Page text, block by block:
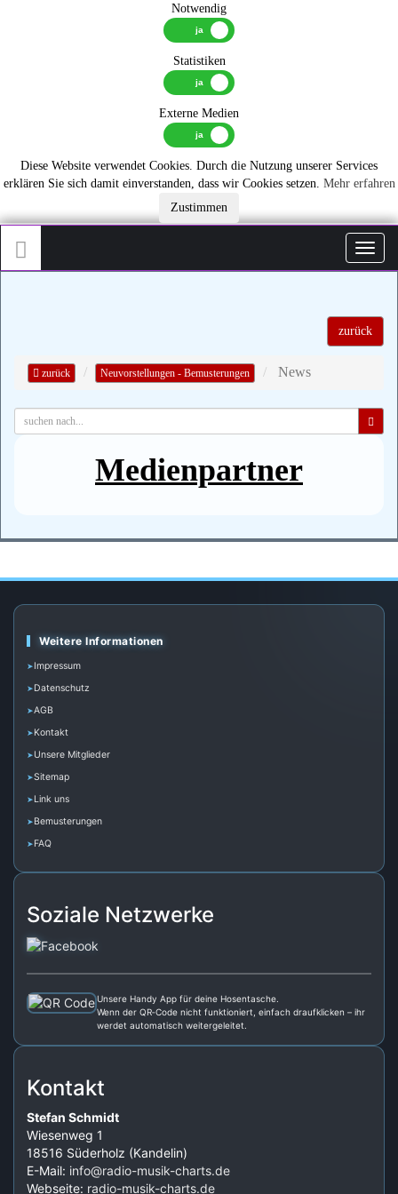
Notwendig
Statistiken
Externe Medien
Diese Website verwendet Cookies. Durch die Nutzung unserer Services
erklären Sie sich damit einverstanden, dass wir Cookies setzen. Mehr erfahren
Zustimmen
zurück
zurück Neuvorstellungen - Bemusterungen News
Medienpartner
Weitere Informationen
Impressum
Datenschutz
AGB
Kontakt
Unsere Mitglieder
Sitemap
Link uns
Bemusterungen
FAQ
Soziale Netzwerke
Unsere Handy App für deine Hosentasche.
Wenn der QR‑Code nicht funktioniert, einfach draufklicken – ihr
werdet automatisch weitergeleitet.
Kontakt
Stefan Schmidt
Wiesenweg 1
18516 Süderholz (Kandelin)
E-Mail: info@radio-musik-charts.de
Webseite: radio-musik-charts.de